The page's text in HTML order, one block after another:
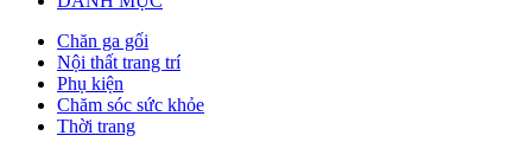
Chăn ga gối
Nội thất trang trí
Phụ kiện
Chăm sóc sức khỏe
Thời trang